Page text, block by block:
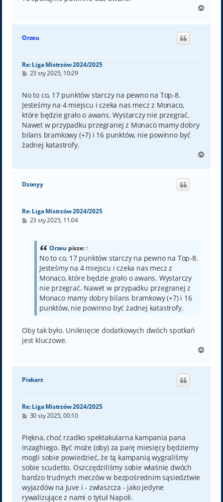
g
Orzeu
Re: Liga Mistrzów 2024/2025
P
t
23 sty 2025, 10:29
No to co, 17 punktów starczy na pewno na Top-8.
Jesteśmy na 4 miejscu i czeka nas mecz z Monaco,
które będzie grało o awans. Wystarczy nie przegrać.
Nawet w przypadku przegranej z Monaco mamy dobry
bilans bramkowy (+7) i 16 punktów, nie powinno być
żadnej katastrofy.
g
Dzonyy
Re: Liga Mistrzów 2024/2025
P23 sty 2025, 11:04
Orzeu pisze:↑
No to co, 17 punktów starczy na pewno na Top-8.
Jesteśmy na 4 miejscu i czeka nas mecz z
Monaco, które będzie grało o awans. Wystarczy
nie przegrać. Nawet w przypadku przegranej z
Monaco mamy dobry bilans bramkowy (+7) i 16
punktów, nie powinno być żadnej katastrofy.
Oby tak było. Uniknięcie dodatkowych dwóch spotkań
jest kluczowe.
g
Piekarz
Re: Liga Mistrzów 2024/2025
P
t
30 sty 2025, 00:10
Piękna, choć rzadko spektakularna kampania pana
Inzaghiego. Być może (oby) za parę miesięcy będziemy
mogli sobie powiedzieć, że tą kampanią wygraliśmy
sobie scudetto. Oszczędziliśmy sobie właśnie dwóch
bardzo trudnych meczów w bezpośrednim sąsiedztwie
wyjazdów na Juve i - zwłaszcza - jako jedyne
rywalizujące z nami o tytuł Napoli.